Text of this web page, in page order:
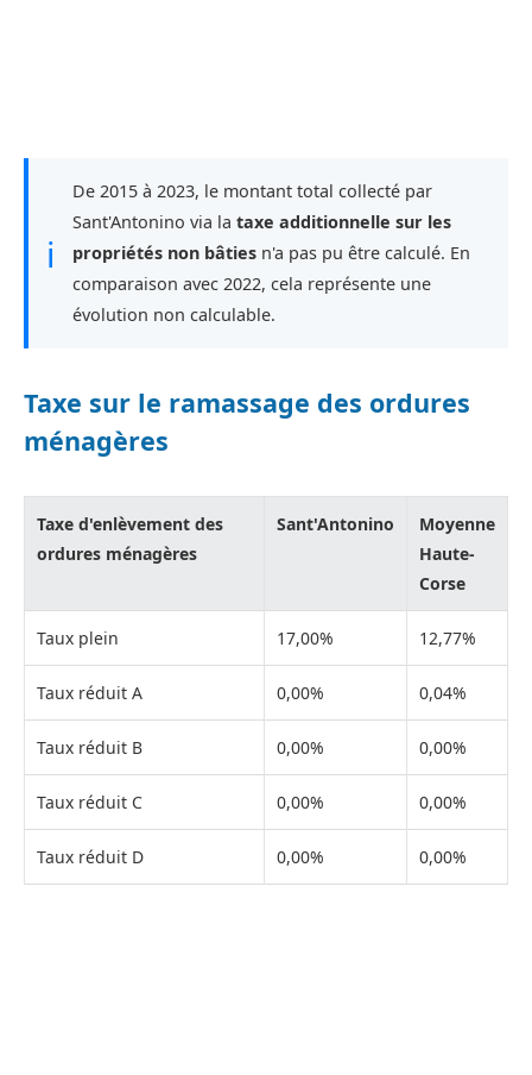
ℹ
De 2015 à 2023, le montant total collecté par
Sant'Antonino via la taxe additionnelle sur les
propriétés non bâties n'a pas pu être calculé. En
comparaison avec 2022, cela représente une
évolution non calculable.
Taxe sur le ramassage des ordures
ménagères
Taxe d'enlèvement des
ordures ménagères
Sant'Antonino
Moyenne
Haute-
Corse
Taux plein 17,00% 12,77%
Taux réduit A 0,00% 0,04%
Taux réduit B 0,00% 0,00%
Taux réduit C 0,00% 0,00%
Taux réduit D 0,00% 0,00%